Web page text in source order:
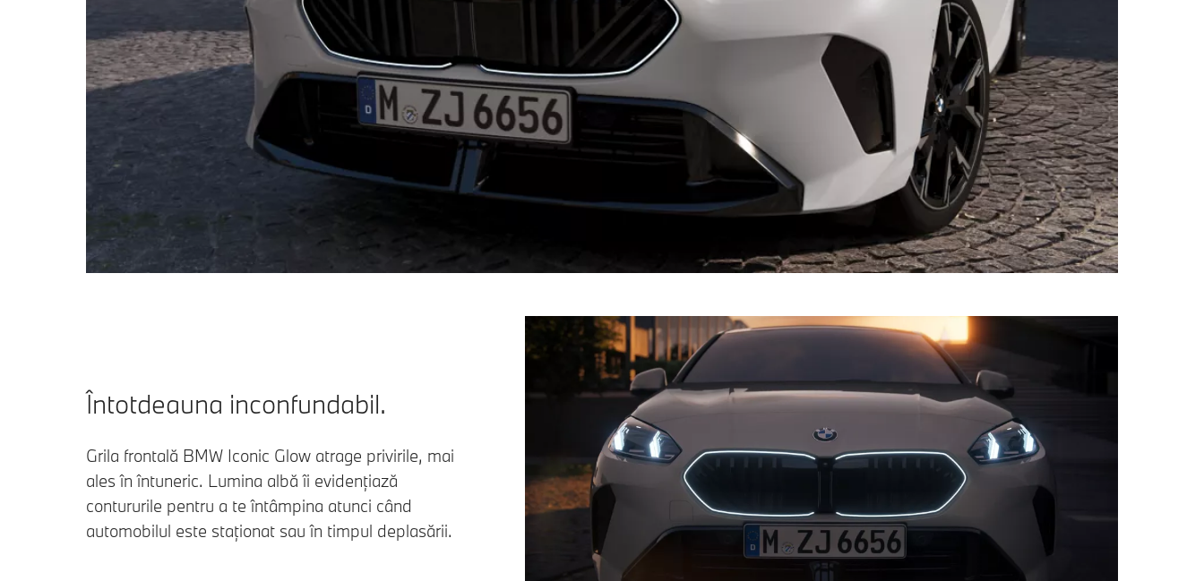
Întotdeauna inconfundabil.
Grila frontală BMW Iconic Glow atrage privirile, mai
ales în întuneric. Lumina albă îi evidențiază
contururile pentru a te întâmpina atunci când
automobilul este staționat sau în timpul deplasării.